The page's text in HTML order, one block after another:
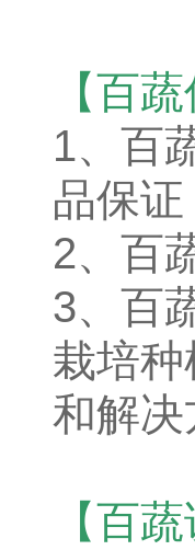
【百
1、 百
品保
2、百
3、百
栽培
和解决
【百